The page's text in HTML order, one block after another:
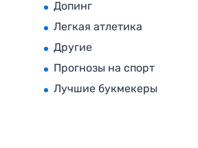
Допинг
Легкая атлетика
Другие
Прогнозы на спорт
Лучшие букмекеры